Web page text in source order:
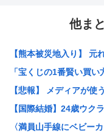
他ま
【熊本被災地入り】 元
「宝くじの1番賢い買
【悲報】 メディアが使
【国際結婚】24歳ウク
〈満員山手線にベビー